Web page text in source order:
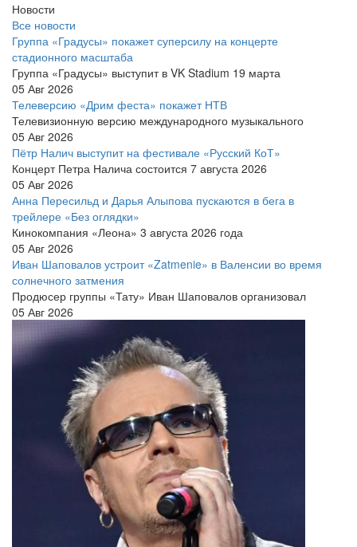
Новости
Все новости
Группа «Градусы» покажет суперсилу на концерте
стадионного масштаба
Группа «Градусы» выступит в VK Stadium 19 марта
05 Авг 2026
Телеверсию «Дрим феста» покажет НТВ
Телевизионную версию международного музыкального
05 Авг 2026
Пётр Налич выступит на фестивале «Русский КоТ»
Концерт Петра Налича состоится 7 августа 2026
05 Авг 2026
Анна Пересильд и Дарья Алыпова пускаются в бега в
трейлере «Без оглядки»
Кинокомпания «Леона» 3 августа 2026 года
05 Авг 2026
Иван Шаповалов устроит «Zatmenie» в Валенсии во время
солнечного затмения
Продюсер группы «Тату» Иван Шаповалов организовал
05 Авг 2026